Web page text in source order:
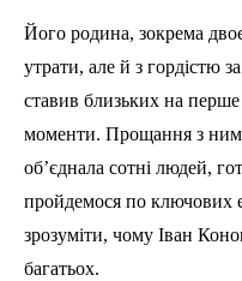
Його родина, зокрема
утрати, але й з гордістю
ставив близьких на перше
моменти. Прощання з ним
об’єднала сотні людей,
пройдемося по ключових
зрозуміти, чому Іван
багатьох.